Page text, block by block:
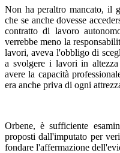
Non ha peraltro mancato, il
che se anche dovesse
contratto di lavoro
verrebbe meno la
lavori, aveva l'obbligo di
a svolgere i lavori in
avere la capacità
era anche priva di ogni
Orbene, è sufficiente
proposti dall'imputato per
fondare l'affermazione